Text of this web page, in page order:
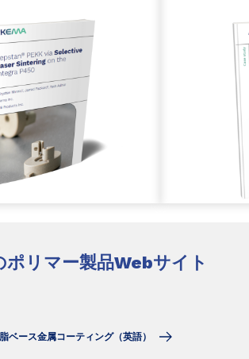
ポリマー製品Webサイト
ース金属コーティング（英語）